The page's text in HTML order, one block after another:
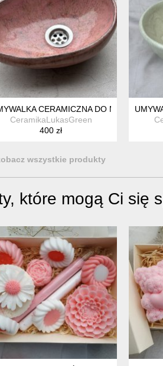
MISA ŁAZIENKOWA
– RUSTYKALNA MISKA
CERAMICZNA DO MAŁEJ
CeramikaLukasGreen
400 zł
wszystkie produkty
które mogą Ci się